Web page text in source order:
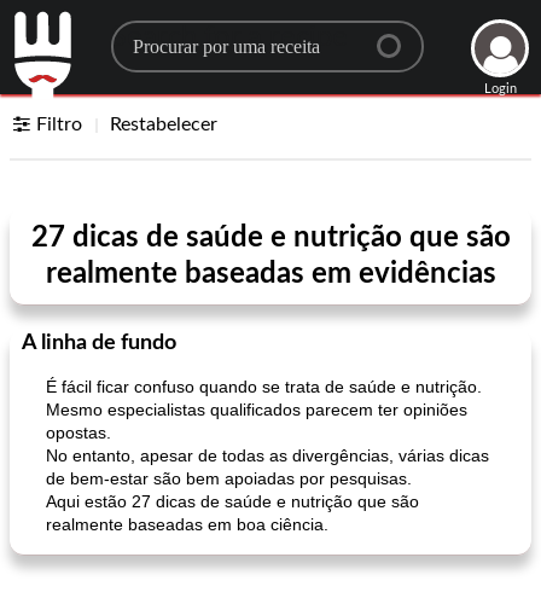
Search for a recipe
Login
Filtro Restabelecer
27 dicas de saúde e nutrição que são
realmente baseadas em evidências
A linha de fundo
É fácil ficar confuso quando se trata de saúde e nutrição.
Mesmo especialistas qualificados parecem ter opiniões
opostas.
No entanto, apesar de todas as divergências, várias dicas
de bem-estar são bem apoiadas por pesquisas.
Aqui estão 27 dicas de saúde e nutrição que são
realmente baseadas em boa ciência.